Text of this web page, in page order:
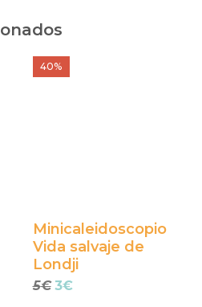
40%
Minicaleidoscopio
Vida salvaje de
Londji
5€ El
3€El
Este
se
pueden
elegir
en